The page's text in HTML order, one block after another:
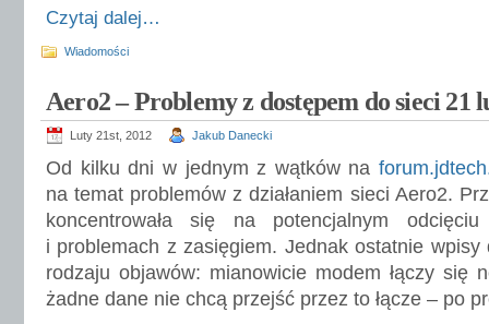
Czytaj dalej…
Wiadomości
Aero2 – Problemy z dostępem do sieci 21
Luty 21st, 2012 Jakub Danecki
Od kilku dni w jednym z wątków na
na temat problemów z działaniem sieci Aero2.
koncentrowała się na potencjalnym
i problemach z zasięgiem. Jednak ostatnie wpisy
rodzaju objawów: mianowicie modem łączy się
żadne dane nie chcą przejść przez to łącze – po